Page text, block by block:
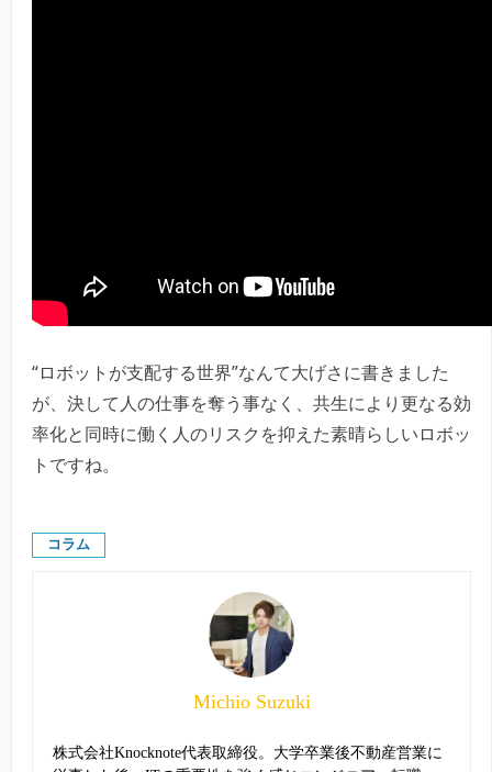
“ロボットが支配する世界”なんて大げさに書きました
が、決して人の仕事を奪う事なく、共生により更なる効
率化と同時に働く人のリスクを抑えた素晴らしいロボッ
トですね。
コラム
Michio Suzuki
株式会社Knocknote代表取締役。大学卒業後不動産営業に